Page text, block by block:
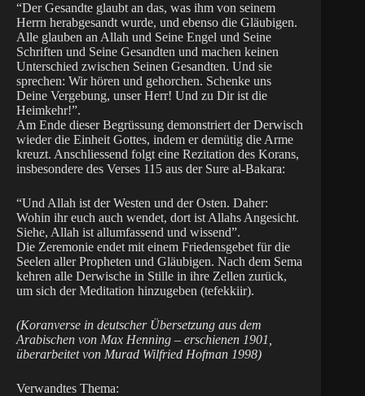
“Der Gesandte glaubt an das, was ihm von seinem
Herrn herabgesandt wurde, und ebenso die Gläubigen.
Alle glauben an Allah und Seine Engel und Seine
Schriften und Seine Gesandten und machen keinen
Unterschied zwischen Seinen Gesandten. Und sie
sprechen: Wir hören und gehorchen. Schenke uns
Deine Vergebung, unser Herr! Und zu Dir ist die
Heimkehr!”.
Am Ende dieser Begrüssung demonstriert der Derwisch
wieder die Einheit Gottes, indem er demütig die Arme
kreuzt. Anschliessend folgt eine Rezitation des Korans,
insbesondere des Verses 115 aus der Sure al-Bakara:
“Und Allah ist der Westen und der Osten. Daher:
Wohin ihr euch auch wendet, dort ist Allahs Angesicht.
Siehe, Allah ist allumfassend und wissend”.
Die Zeremonie endet mit einem Friedensgebet für die
Seelen aller Propheten und Gläubigen. Nach dem Sema
kehren alle Derwische in Stille in ihre Zellen zurück,
um sich der Meditation hinzugeben (tefekkiir).
(Koranverse in deutscher Übersetzung aus dem
Arabischen von Max Henning – erschienen 1901,
überarbeitet von Murad Wilfried Hofman 1998)
Verwandtes Thema: